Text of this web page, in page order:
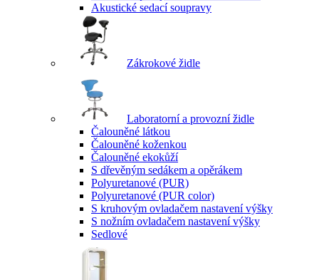
Akustické sedací soupravy
Zákrokové židle
Laboratorní a provozní židle
Čalouněné látkou
Čalouněné koženkou
Čalouněné ekokůží
S dřevěným sedákem a opěrákem
Polyuretanové (PUR)
Polyuretanové (PUR color)
S kruhovým ovladačem nastavení výšky
S nožním ovladačem nastavení výšky
Sedlové